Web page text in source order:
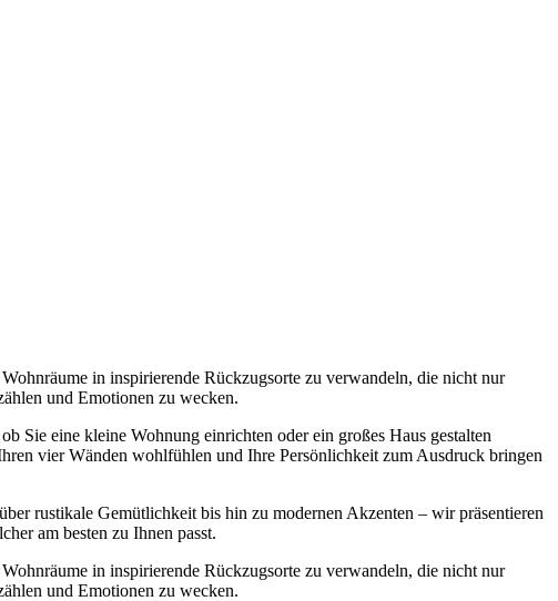
in inspirierende Rückzugsorte zu verwandeln, die nicht nur
und Emotionen zu wecken.
Sie eine kleine Wohnung einrichten oder ein großes Haus gestalten
vier Wänden wohlfühlen und Ihre Persönlichkeit zum Ausdruck bringen
rustikale Gemütlichkeit bis hin zu modernen Akzenten – wir präsentieren
am besten zu Ihnen passt.
in inspirierende Rückzugsorte zu verwandeln, die nicht nur
und Emotionen zu wecken.